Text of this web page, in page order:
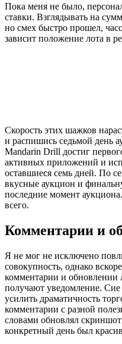
Пока меня не было,
ставки. Взглядывать на
но смех быстро прошел,
зависит положение лота в
Скорость этих шажков
и распишись седьмой день
Mandarin Drill достиг
активных приложений и
оставшиеся семь дней. По
вкусные аукцион и
последние момент
всего.
Комментарии и
Я не мог не исключено
совокупность, однако
комментарии и обновлении
получают уведомление.
усилить драматичность
комментарии с разной
словами обновлял
конкретный день был